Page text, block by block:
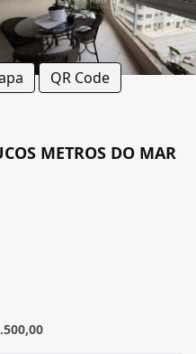
QR Code
METROS DO MAR